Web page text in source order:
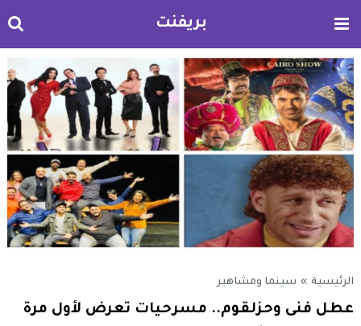
بريفنت
الرئيسية » سينما ومشاهير
عطل فنى وحزلقوم.. مسرحيات تعرض لأول مرة